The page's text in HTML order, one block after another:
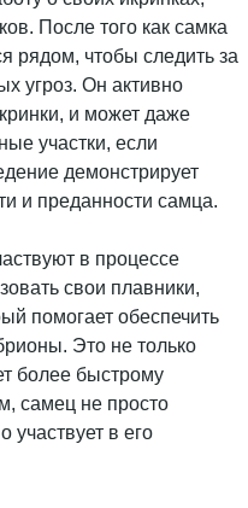
После того как самка
рядом, чтобы следить за
угроз. Он активно
и может даже
участки, если
демонстрирует
и преданности самца.
в процессе
свои плавники,
помогает обеспечить
Это не только
более быстрому
самец не просто
участвует в его